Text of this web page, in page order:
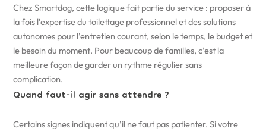
Chez Smartdog, cette logique fait partie du service : proposer à
la fois l’expertise du toilettage professionnel et des solutions
autonomes pour l’entretien courant, selon le temps, le budget et
le besoin du moment. Pour beaucoup de familles, c’est la
meilleure façon de garder un rythme régulier sans
complication.
Quand faut-il agir sans attendre ?
Certains signes indiquent qu’il ne faut pas patienter. Si votre